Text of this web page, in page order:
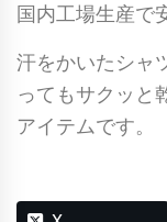
国内工場生産で
汗をかいたシャ
ってもサクッと
アイテムです。